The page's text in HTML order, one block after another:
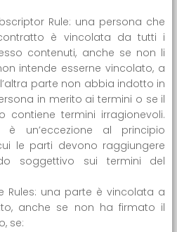
Rule: una persona che
è vincolata da tutti i
contenuti, anche se non li
intende esserne vincolato, a
parte non abbia indotto in
in merito ai termini o se il
contiene termini irragionevoli.
è un’eccezione al principio
le parti devono raggiungere
soggettivo sui termini del
Rules: una parte è vincolata a
anche se non ha firmato il
se: